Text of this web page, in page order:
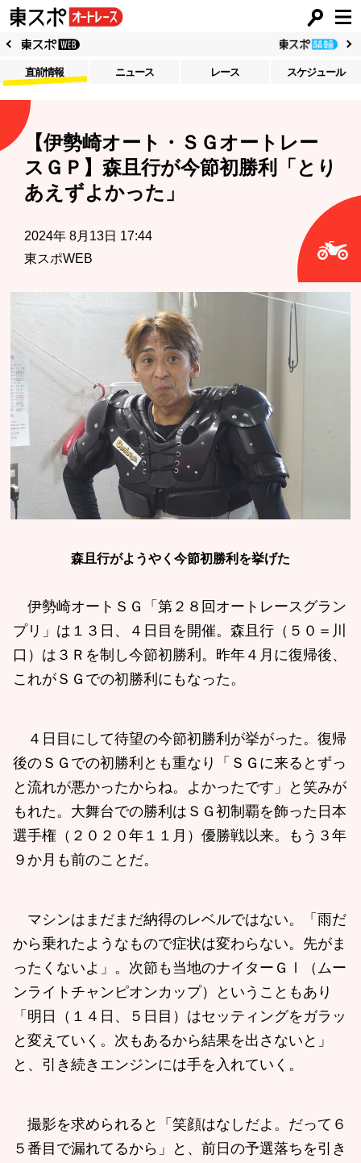
直前情報 ニュース レース スケジュール
【伊勢崎オート・ＳＧオートレー
スＧＰ】森且行が今節初勝利「とり
あえずよかった」
2024年 8月13日 17:44
東スポWEB
森且行がようやく今節初勝利を挙げた
伊勢崎オートＳＧ「第２８回オートレースグラン
プリ」は１３日、４日目を開催。森且行（５０＝川
口）は３Ｒを制し今節初勝利。昨年４月に復帰後、
これがＳＧでの初勝利にもなった。
４日目にして待望の今節初勝利が挙がった。復帰
後のＳＧでの初勝利とも重なり「ＳＧに来るとずっ
と流れが悪かったからね。よかったです」と笑みが
もれた。大舞台での勝利はＳＧ初制覇を飾った日本
選手権（２０２０年１１月）優勝戦以来。もう３年
９か月も前のことだ。
マシンはまだまだ納得のレベルではない。「雨だ
から乗れたようなもので症状は変わらない。先がま
ったくないよ」。次節も当地のナイターＧⅠ（ムー
ンライトチャンピオンカップ）ということもあり
「明日（１４日、５日目）はセッティングをガラッ
と変えていく。次もあるから結果を出さないと」
と、引き続きエンジンには手を入れていく。
撮影を求められると「笑顔はなしだよ。だって６
５番目で漏れてるから」と、前日の予選落ちを引き